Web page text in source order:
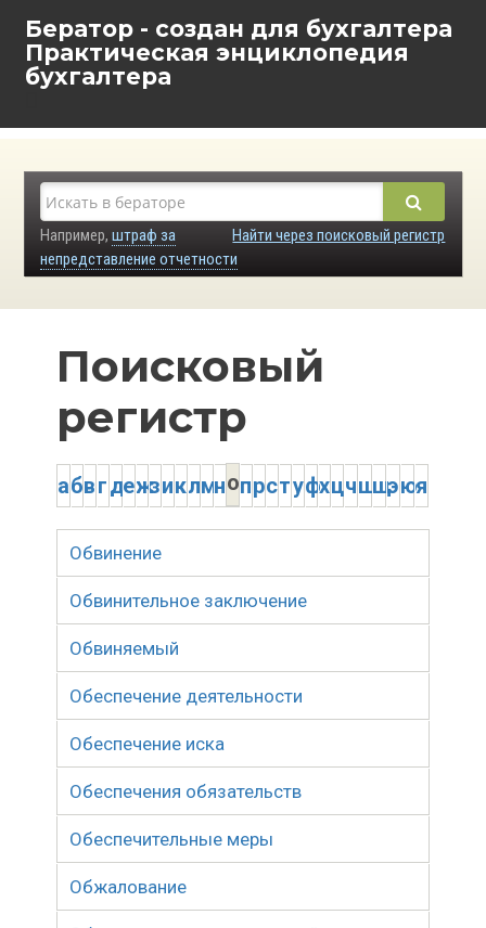
Бератор - создан для бухгалтера
Практическая энциклопедия
бухгалтера
Найти через поисковый регистр
Например, штраф за
непредставление отчетности
Поисковый
регистр
абвгдежзиклмнопрстуфхцчшщэюя
Обвинение
Обвинительное заключение
Обвиняемый
Обеспечение деятельности
Обеспечение иска
Обеспечения обязательств
Обеспечительные меры
Обжалование